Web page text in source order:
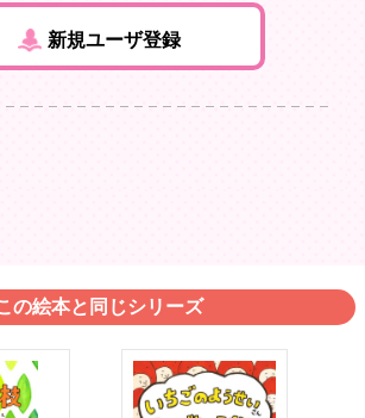
新規ユーザ登録
の絵本と同じシリーズ